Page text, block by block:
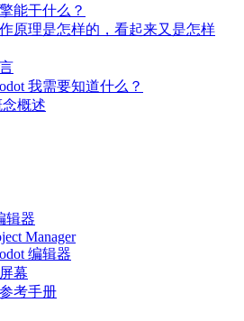
能干什么？
原理是怎样的，看起来又是怎样
我需要知道什么？
念概述
辑器
Manager
编辑器
幕
考手册